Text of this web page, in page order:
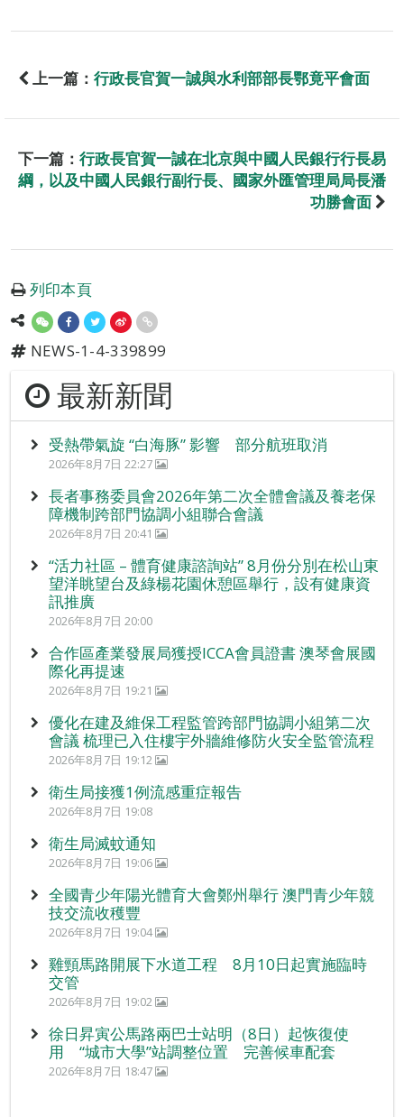
上一篇： 行政長官賀一誠與水利部部長鄂竟平會面
下一篇： 行政長官賀一誠在北京與中國人民銀行行長易
綱，以及中國人民銀行副行長、國家外匯管理局局長潘
功勝會面
列印本頁
NEWS-1-4-339899
最新新聞
受熱帶氣旋 “白海豚” 影響 部分航班取消
2026年8月7日 22:27
長者事務委員會2026年第二次全體會議及養老保
障機制跨部門協調小組聯合會議
2026年8月7日 20:41
“活力社區 – 體育健康諮詢站” 8月份分別在松山東
望洋眺望台及綠楊花園休憩區舉行，設有健康資
訊推廣
2026年8月7日 20:00
合作區產業發展局獲授ICCA會員證書 澳琴會展國
際化再提速
2026年8月7日 19:21
優化在建及維保工程監管跨部門協調小組第二次
會議 梳理已入住樓宇外牆維修防火安全監管流程
2026年8月7日 19:12
衛生局接獲1例流感重症報告
2026年8月7日 19:08
衛生局滅蚊通知
2026年8月7日 19:06
全國青少年陽光體育大會鄭州舉行 澳門青少年競
技交流收穫豐
2026年8月7日 19:04
雞頸馬路開展下水道工程 8月10日起實施臨時
交管
2026年8月7日 19:02
徐日昇寅公馬路兩巴士站明（8日）起恢復使
用 “城市大學”站調整位置 完善候車配套
2026年8月7日 18:47